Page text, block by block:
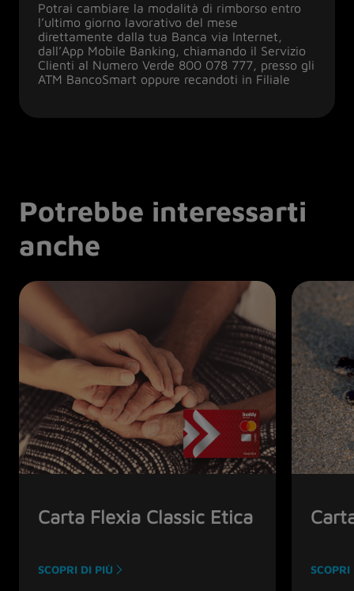
Potrai cambiare la modalità di rimborso entro
l’ultimo giorno lavorativo del mese
direttamente dalla tua Banca via Internet,
dall’App Mobile Banking, chiamando il Servizio
Clienti al Numero Verde 800 078 777, presso gli
ATM BancoSmart oppure recandoti in Filiale
Potrebbe interessarti
anche
Carta Flexia Classic Etica
SCOPRI DI PIÙ